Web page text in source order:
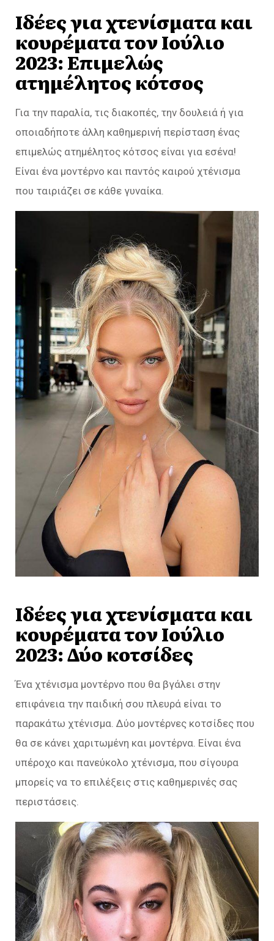
Ιδέες για χτενίσματα και
κουρέματα τον Ιούλιο
2023: Επιμελώς
ατημέλητος κότσος
Για την παραλία, τις διακοπές, την δουλειά ή για
οποιαδήποτε άλλη καθημερινή περίσταση ένας
επιμελώς ατημέλητος κότσος είναι για εσένα!
Είναι ένα μοντέρνο και παντός καιρού χτένισμα
που ταιριάζει σε κάθε γυναίκα.
Ιδέες για χτενίσματα και
κουρέματα τον Ιούλιο
2023: Δύο κοτσίδες
Ένα χτένισμα μοντέρνο που θα βγάλει στην
επιφάνεια την παιδική σου πλευρά είναι το
παρακάτω χτένισμα. Δύο μοντέρνες κοτσίδες που
θα σε κάνει χαριτωμένη και μοντέρνα. Είναι ένα
υπέροχο και πανεύκολο χτένισμα, που σίγουρα
μπορείς να το επιλέξεις στις καθημερινές σας
περιστάσεις.